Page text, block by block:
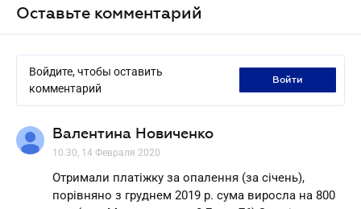
Оставьте комментарий
Войдите, чтобы оставить
комментарий
войти
Валентина Новиченко
10.30, 14 Февраля 2020
Отримали платіжку за опалення (за січень),
порівняно з груднем 2019 р. сума виросла на 800